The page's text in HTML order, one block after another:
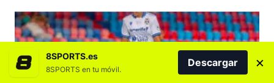
8SPORTS.es
8SPORTS en tu móvil.
Descargar ×